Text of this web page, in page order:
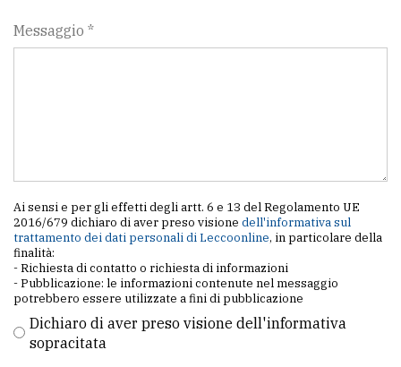
Messaggio *
Ai sensi e per gli effetti degli artt. 6 e 13 del Regolamento UE
2016/679 dichiaro di aver preso visione dell'informativa sul
trattamento dei dati personali di Leccoonline, in particolare della
finalità:
- Richiesta di contatto o richiesta di informazioni
- Pubblicazione: le informazioni contenute nel messaggio
potrebbero essere utilizzate a fini di pubblicazione
Dichiaro di aver preso visione dell'informativa
sopracitata